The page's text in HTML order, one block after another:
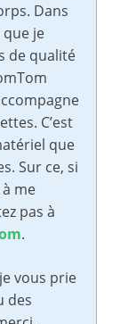
Dans
que je
de qualité
C’est
que
Sur ce, si
me
pas à
.
vous prie
des